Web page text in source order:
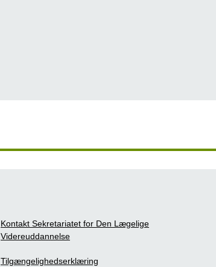
Kontakt Sekretariatet for Den Lægelige
Videreuddannelse
Tilgængelighedserklæring